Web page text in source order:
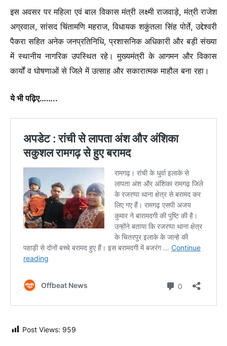
इस अवसर पर महिला एवं बाल विकास मंत्री लक्ष्मी राजवाड़े, मंत्री राजेश
अग्रवाल, सांसद चिंतामणि महराज, विधायक शकुंतला सिंह पोर्ते, उद्देश्वरी
पैकरा सहित अनेक जनप्रतिनिधि, प्रशासनिक अधिकारी और बड़ी संख्या
में स्थानीय नागरिक उपस्थित रहे। मुख्यमंत्री के आगमन और विकास
कार्यों व घोषणाओं से जिले में उत्साह और सकारात्मक माहौल बना रहा।
ये भी पढ़िए……..
Post Views: 959